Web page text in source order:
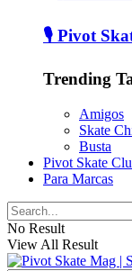
🎙️ Pivot
Trending
Amigos
Skate
Busta
Pivot Skate
Para Marcas
No Result
View All Result